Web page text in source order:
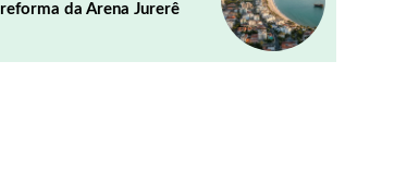
reforma da Arena Jurerê